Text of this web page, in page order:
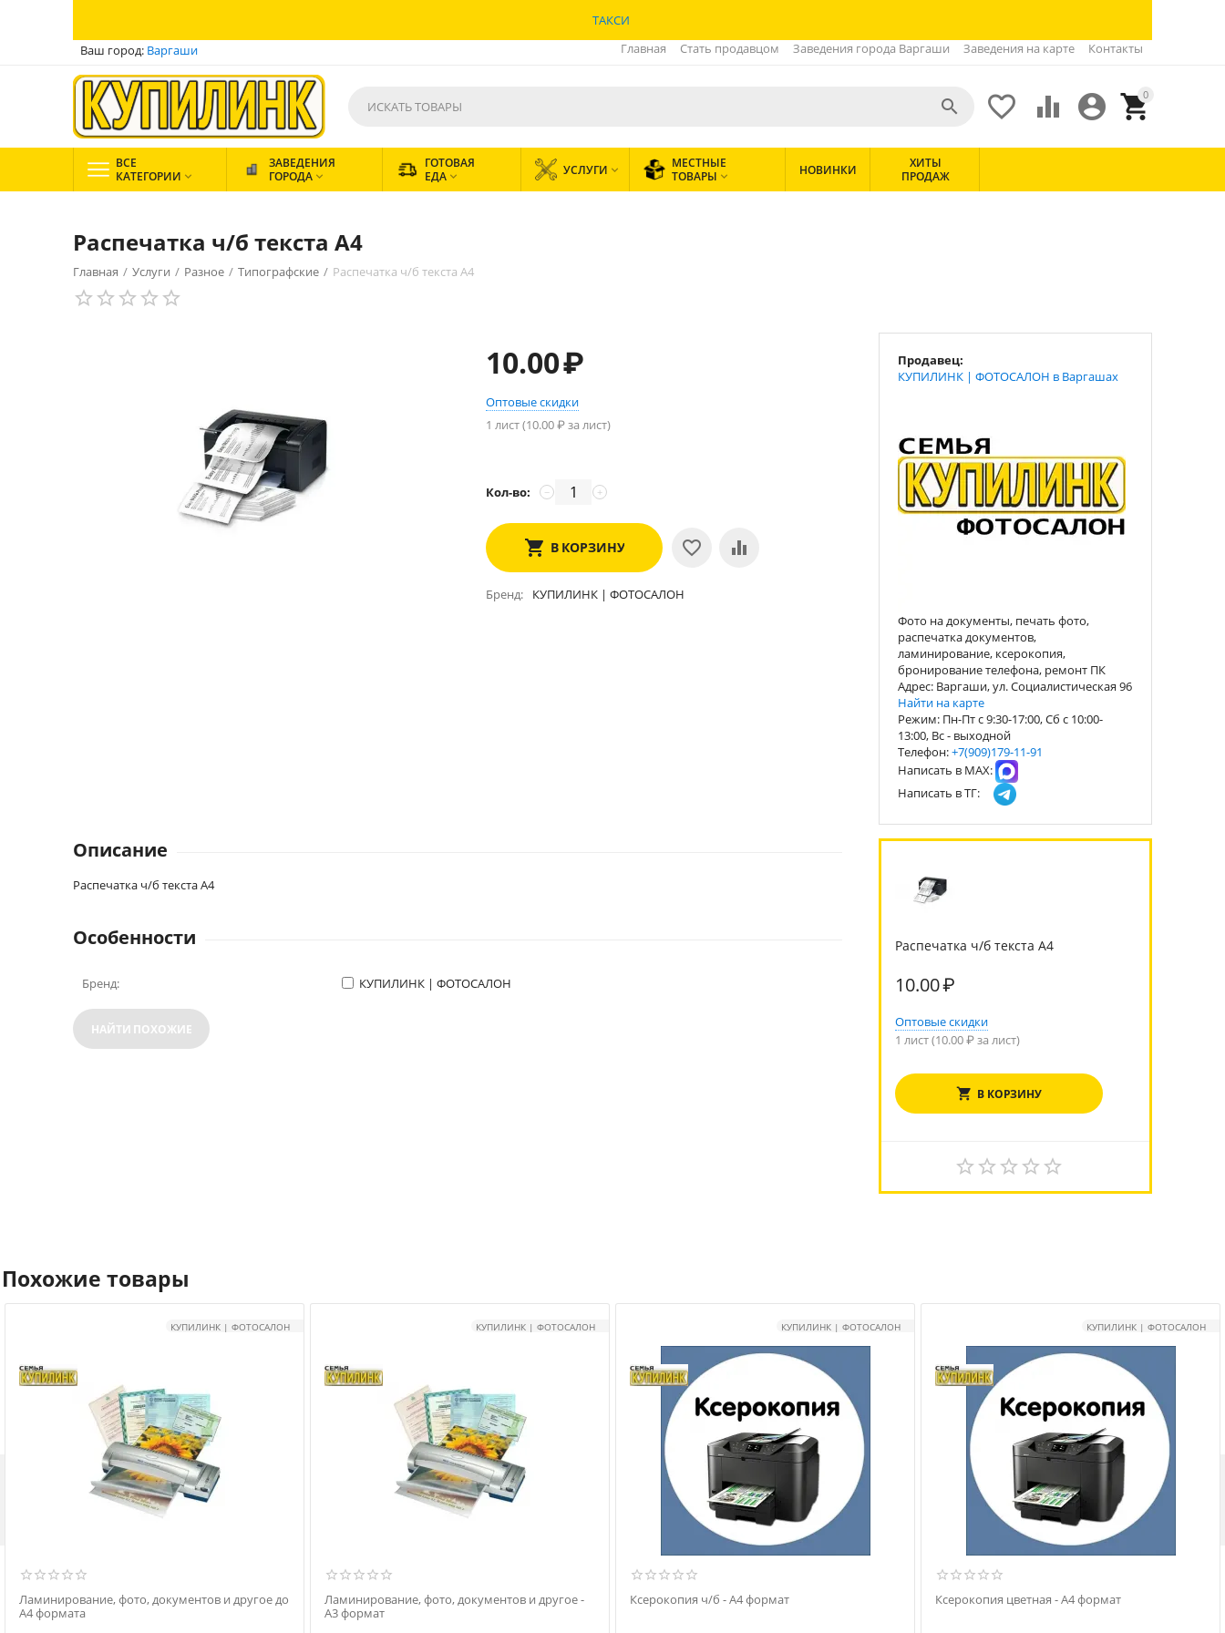
ТАКСИ
Ваш город: Варгаши Главная Стать продавцом Заведения города Варгаши Заведения на карте Контакты
0


 

ВСЕ
КАТЕГОРИИ 
ЗАВЕДЕНИЯ
ГОРОДА 
ГОТОВАЯ
ЕДА  УСЛУГИ 
МЕСТНЫЕ
ТОВАРЫ  НОВИНКИ
ХИТЫ
ПРОДАЖ
Распечатка ч/б текста А4
Главная / Услуги / Разное / Типографские / Распечатка ч/б текста А4
10.00₽
Оптовые скидки
1 лист (10.00₽ за лист)
Кол-во: +
−
В КОРЗИНУ
Бренд КУПИЛИНК | ФОТОСАЛОН
Продавец:
КУПИЛИНК | ФОТОСАЛОН в Варгашах
Фото на документы, печать фото,
распечатка документов,
ламинирование, ксерокопия,
бронирование телефона, ремонт ПК
Адрес: Варгаши, ул. Социалистическая 96
Найти на карте
Режим: Пн-Пт с 9:30-17:00, Сб с 10:00-
13:00, Вс - выходной
Телефон:+7(909)179-11-91
Написать в МАХ:
Написать в ТГ:
Распечатка ч/б текста А4
10.00₽
Оптовые скидки
1 лист (10.00₽ за лист)
В КОРЗИНУ
Описание
Распечатка ч/б текста А4
Особенности
Бренд: КУПИЛИНК | ФОТОСАЛОН
НАЙТИ ПОХОЖИЕ
Похожие товары
КУПИЛИНК | ФОТОСАЛОН
Ламинирование, фото, документов и другое до
А4 формата
КУПИЛИНК | ФОТОСАЛОН
Ламинирование, фото, документов и другое -
А3 формат
КУПИЛИНК | ФОТОСАЛОН
Ксерокопия ч/б - А4 формат
КУПИЛИНК | ФОТОСАЛОН
Ксерокопия цветная - А4 формат